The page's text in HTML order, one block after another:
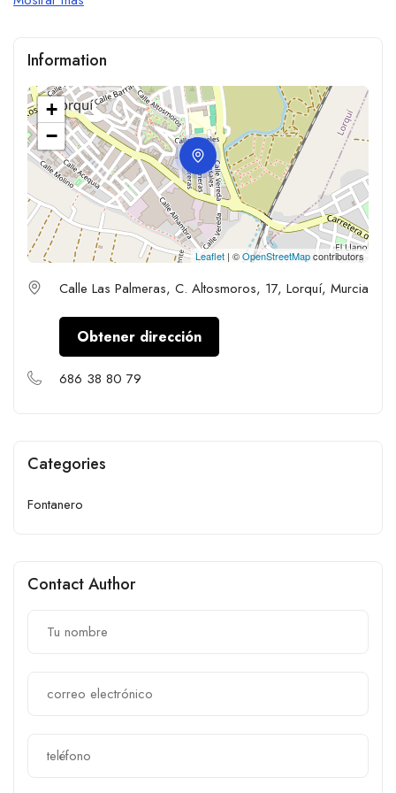
Information
+
−
Leaflet | ©OpenStreetMapcontributors
Calle Las Palmeras, C. Altosmoros, 17, Lorquí, Murcia
Obtener dirección
686 38 80 79
Categories
Fontanero
Contact Author